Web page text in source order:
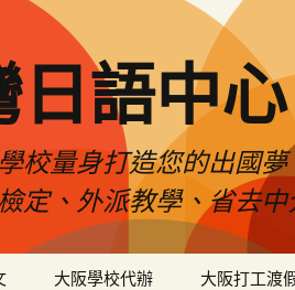
日語中心
校量身打造您的出國
定、外派教學、省去
大阪學校代辦 大阪打工渡